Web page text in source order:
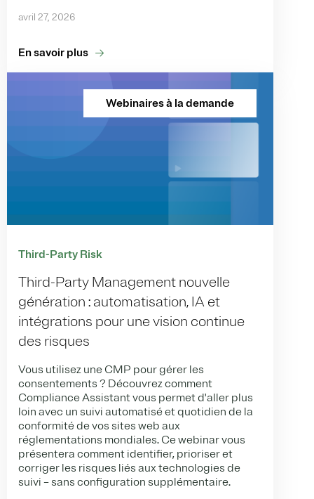
avril 27, 2026
En savoir plus
Webinaires à la demande
Third-Party Risk
Third-Party Management nouvelle
génération : automatisation, IA et
intégrations pour une vision continue
des risques
Vous utilisez une CMP pour gérer les
consentements ? Découvrez comment
Compliance Assistant vous permet d'aller plus
loin avec un suivi automatisé et quotidien de la
conformité de vos sites web aux
réglementations mondiales. Ce webinar vous
présentera comment identifier, prioriser et
corriger les risques liés aux technologies de
suivi – sans configuration supplémentaire.